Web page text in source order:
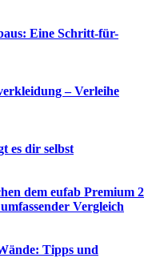
Eine Schritt-für-
– Verleihe
es dir selbst
dem eufab Premium 2
Vergleich
Tipps und